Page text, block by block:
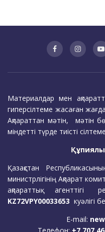
Материалдар мен
гиперсілтеме жасаған
Ақпараттан мәтін, мәтін
міндетті түрде тиісті
Қазақстан
министрлігінің Ақпарат
ақпараттық агенттігі
KZ72VPY00033653 куәлігі
E-mail: